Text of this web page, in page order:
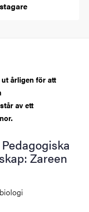
årligen för att
av ett
Zareen